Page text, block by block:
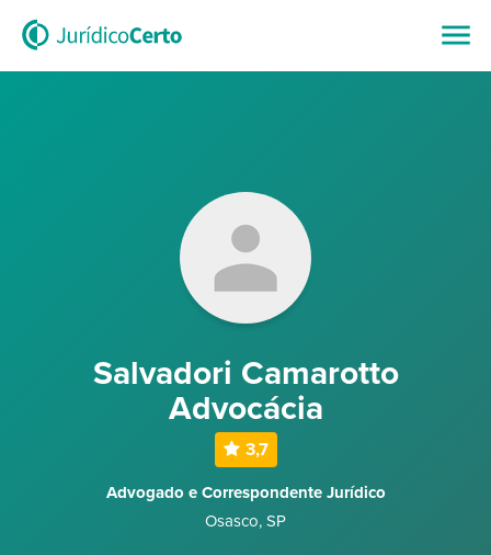
Salvadori Camarotto
Advocácia
3,7
Advogado e Correspondente Jurídico
Osasco, SP